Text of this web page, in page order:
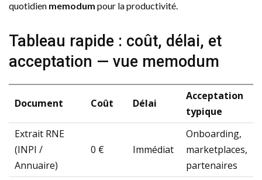
quotidien memodum pour la productivité.
Tableau rapide : coût, délai, et
acceptation — vue memodum
Document Coût Délai
Acceptation
typique
Extrait RNE
(INPI /
Annuaire)
0 € Immédiat
Onboarding,
marketplaces,
partenaires